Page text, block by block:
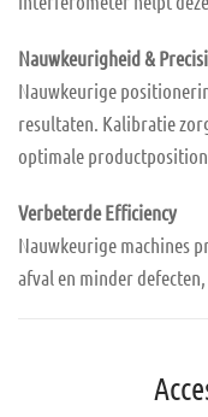
Nauwkeurigheid &
Nauwkeurige
resultaten. Kalibratie
optimale
Verbeterde Efficiency
Nauwkeurige machines
afval en minder